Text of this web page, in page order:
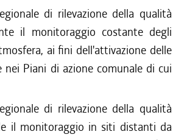
di rilevazione della qualità
il monitoraggio costante degli
ai fini dell'attivazione delle
nei Piani di azione comunale di cui
di rilevazione della qualità
il monitoraggio in siti distanti da